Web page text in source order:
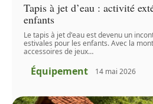
Tapis à jet d’eau : activité
enfants
Le tapis à jet d'eau est devenu un
estivales pour les enfants. Avec la
accessoires de jeux…
Équipement 14 mai 2026